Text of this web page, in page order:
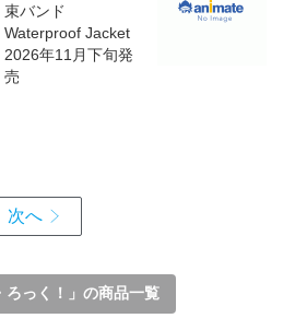
束バンド
Waterproof Jacket
2026年11月下旬発
売
ろっく！」の商品一覧